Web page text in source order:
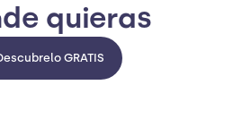
quieras
GRATIS